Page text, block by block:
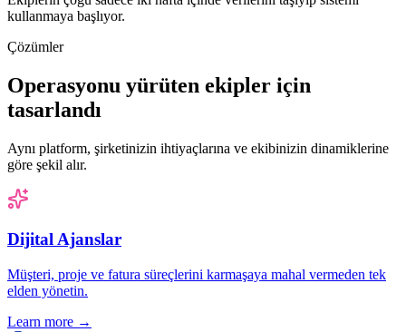
kullanmaya başlıyor.
Çözümler
Operasyonu yürüten ekipler için
tasarlandı
Aynı platform, şirketinizin ihtiyaçlarına ve ekibinizin dinamiklerine
göre şekil alır.
Dijital Ajanslar
Müşteri, proje ve fatura süreçlerini karmaşaya mahal vermeden tek
elden yönetin.
Learn more →